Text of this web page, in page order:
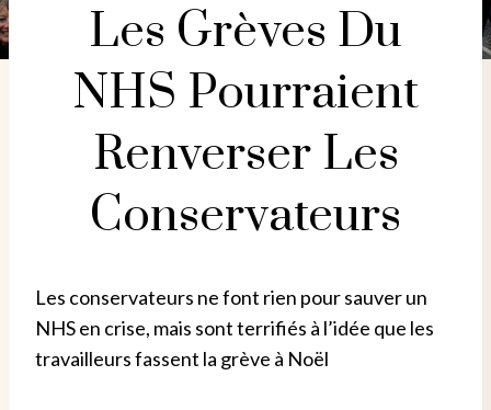
Les Grèves Du
NHS Pourraient
Renverser Les
Conservateurs
Les conservateurs ne font rien pour sauver un
NHS en crise, mais sont terrifiés à l’idée que les
travailleurs fassent la grève à Noël